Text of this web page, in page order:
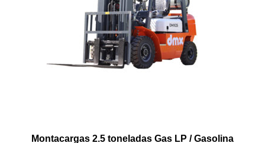
Montacargas 2.5 toneladas Gas LP / Gasolina